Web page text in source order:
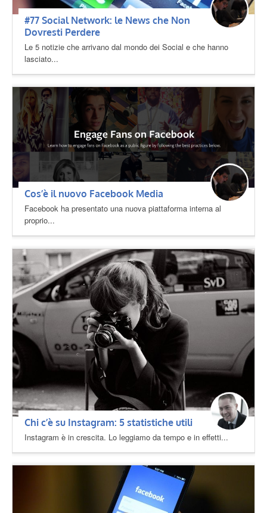
#77 Social Network: le News che Non
Dovresti Perdere
Le 5 notizie che arrivano dal mondo dei Social e che hanno
lasciato...
Cos’è il nuovo Facebook Media
Facebook ha presentato una nuova piattaforma interna al
proprio...
Chi c’è su Instagram: 5 statistiche utili
Instagram è in crescita. Lo leggiamo da tempo e in effetti...